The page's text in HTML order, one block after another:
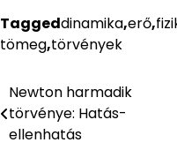
Taggeddinamika,erő,
tömeg,törvények
Bejegyzés
navigáció
Newton harmadik
törvénye: Hatás-
ellenhatás